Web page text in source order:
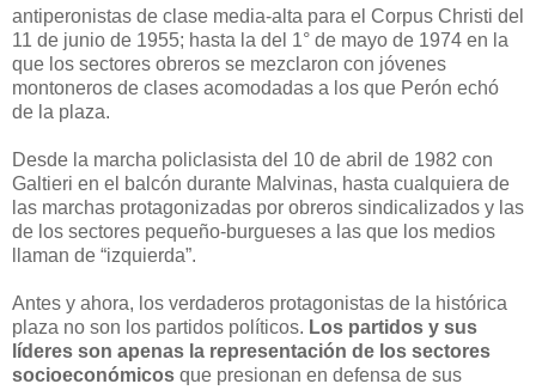
antiperonistas de clase media-alta para el Corpus Christi del
11 de junio de 1955; hasta la del 1° de mayo de 1974 en la
que los sectores obreros se mezclaron con jóvenes
montoneros de clases acomodadas a los que Perón echó
de la plaza.
Desde la marcha policlasista del 10 de abril de 1982 con
Galtieri en el balcón durante Malvinas, hasta cualquiera de
las marchas protagonizadas por obreros sindicalizados y las
de los sectores pequeño-burgueses a las que los medios
llaman de “izquierda”.
Antes y ahora, los verdaderos protagonistas de la histórica
plaza no son los partidos políticos. Los partidos y sus
líderes son apenas la representación de los sectores
socioeconómicos que presionan en defensa de sus